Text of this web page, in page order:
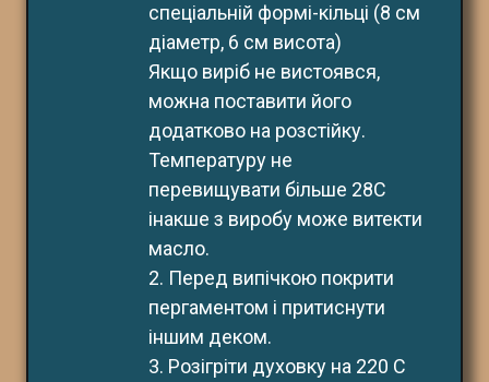
спеціальній формі-кільці (8 см
діаметр, 6 см висота)
Якщо виріб не вистоявся,
можна поставити його
додатково на розстійку.
Температуру не
перевищувати більше 28С
інакше з виробу може витекти
масло.
2. Перед випічкою покрити
пергаментом і притиснути
іншим деком.
3. Розігріти духовку на 220 С